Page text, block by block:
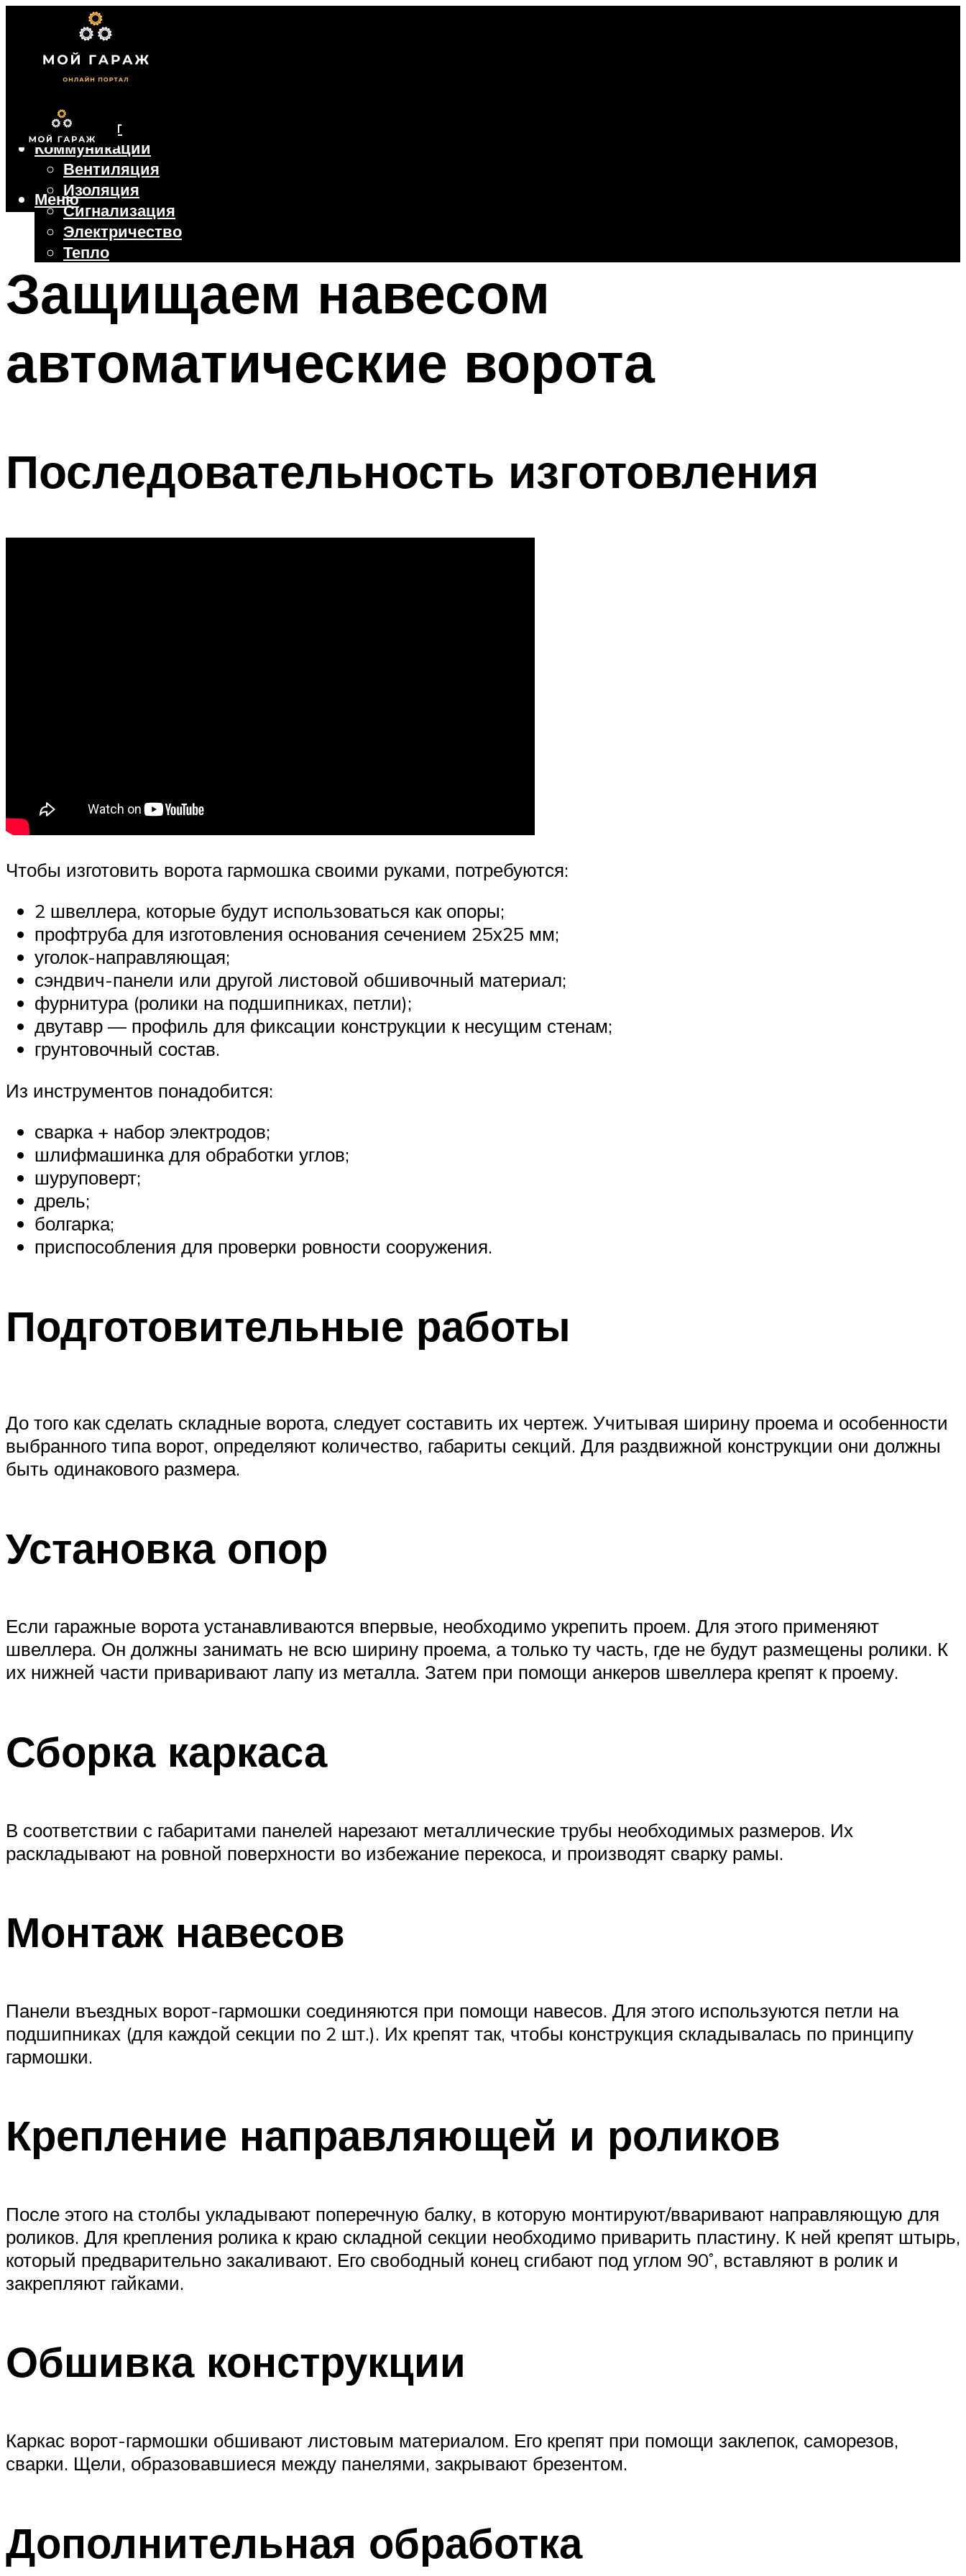
Фундамент
Коммуникации
Вентиляция
Изоляция
Сигнализация
Электричество
Тепло
Крыша
Ворота
Меню
Защищаем навесом
автоматические ворота
Последовательность изготовления
Чтобы изготовить ворота гармошка своими руками, потребуются:
2 швеллера, которые будут использоваться как опоры;
профтруба для изготовления основания сечением 25х25 мм;
уголок-направляющая;
сэндвич-панели или другой листовой обшивочный материал;
фурнитура (ролики на подшипниках, петли);
двутавр — профиль для фиксации конструкции к несущим стенам;
грунтовочный состав.
Из инструментов понадобится:
сварка + набор электродов;
шлифмашинка для обработки углов;
шуруповерт;
дрель;
болгарка;
приспособления для проверки ровности сооружения.
Подготовительные работы
До того как сделать складные ворота, следует составить их чертеж. Учитывая ширину проема и особенности
выбранного типа ворот, определяют количество, габариты секций. Для раздвижной конструкции они должны
быть одинакового размера.
Установка опор
Если гаражные ворота устанавливаются впервые, необходимо укрепить проем. Для этого применяют
швеллера. Он должны занимать не всю ширину проема, а только ту часть, где не будут размещены ролики. К
их нижней части приваривают лапу из металла. Затем при помощи анкеров швеллера крепят к проему.
Сборка каркаса
В соответствии с габаритами панелей нарезают металлические трубы необходимых размеров. Их
раскладывают на ровной поверхности во избежание перекоса, и производят сварку рамы.
Монтаж навесов
Панели въездных ворот-гармошки соединяются при помощи навесов. Для этого используются петли на
подшипниках (для каждой секции по 2 шт.). Их крепят так, чтобы конструкция складывалась по принципу
гармошки.
Крепление направляющей и роликов
После этого на столбы укладывают поперечную балку, в которую монтируют/вваривают направляющую для
роликов. Для крепления ролика к краю складной секции необходимо приварить пластину. К ней крепят штырь,
который предварительно закаливают. Его свободный конец сгибают под углом 90˚, вставляют в ролик и
закрепляют гайками.
Обшивка конструкции
Каркас ворот-гармошки обшивают листовым материалом. Его крепят при помощи заклепок, саморезов,
сварки. Щели, образовавшиеся между панелями, закрывают брезентом.
Дополнительная обработка